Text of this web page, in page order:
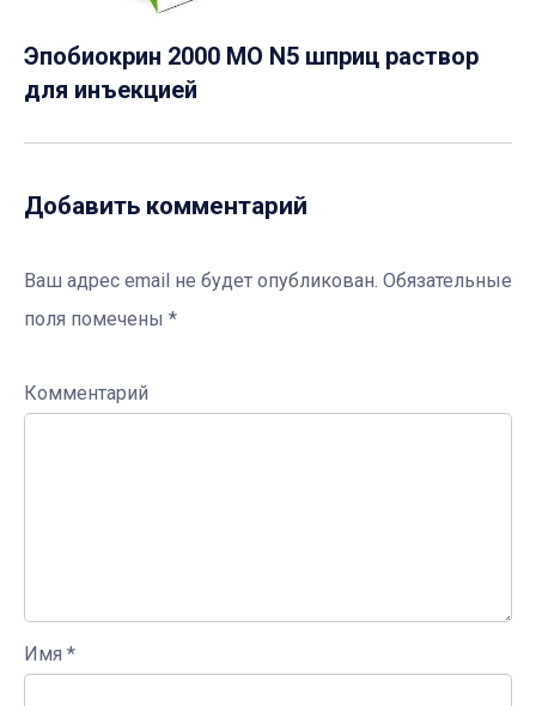
Эпобиокрин 2000 МО N5 шприц раствор
для инъекцией
Добавить комментарий
Ваш адрес email не будет опубликован. Обязательные
поля помечены *
Комментарий
Имя *